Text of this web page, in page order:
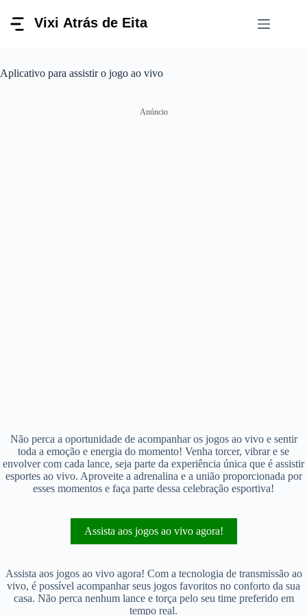
para
Aplicativo para assistir o jogo ao vivo
Anúncio
Não perca a oportunidade de acompanhar os jogos ao vivo e sentir
toda a emoção e energia do momento! Venha torcer, vibrar e se
envolver com cada lance, seja parte da experiência única que é assistir
esportes ao vivo. Aproveite a adrenalina e a união proporcionada por
esses momentos e faça parte dessa celebração esportiva!
Assista aos jogos ao vivo agora!
Assista aos jogos ao vivo agora! Com a tecnologia de transmissão ao
vivo, é possível acompanhar seus jogos favoritos no conforto da sua
casa. Não perca nenhum lance e torça pelo seu time preferido em
tempo real.